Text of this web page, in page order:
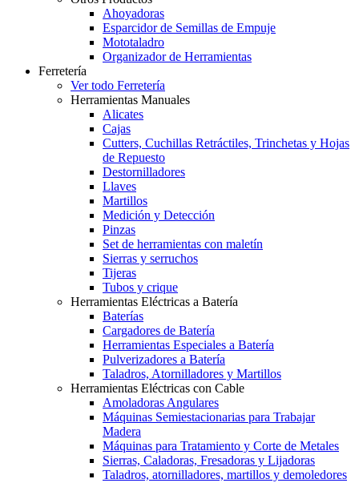
Ahoyadoras
Esparcidor de Semillas de Empuje
Mototaladro
Organizador de Herramientas
Ferretería
Ver todo Ferretería
Herramientas Manuales
Alicates
Cajas
Cutters, Cuchillas Retráctiles, Trinchetas y Hojas
de Repuesto
Destornilladores
Llaves
Martillos
Medición y Detección
Pinzas
Set de herramientas con maletín
Sierras y serruchos
Tijeras
Tubos y crique
Herramientas Eléctricas a Batería
Baterías
Cargadores de Batería
Herramientas Especiales a Batería
Pulverizadores a Batería
Taladros, Atornilladores y Martillos
Herramientas Eléctricas con Cable
Amoladoras Angulares
Máquinas Semiestacionarias para Trabajar
Madera
Máquinas para Tratamiento y Corte de Metales
Sierras, Caladoras, Fresadoras y Lijadoras
Taladros, atornilladores, martillos y demoledores